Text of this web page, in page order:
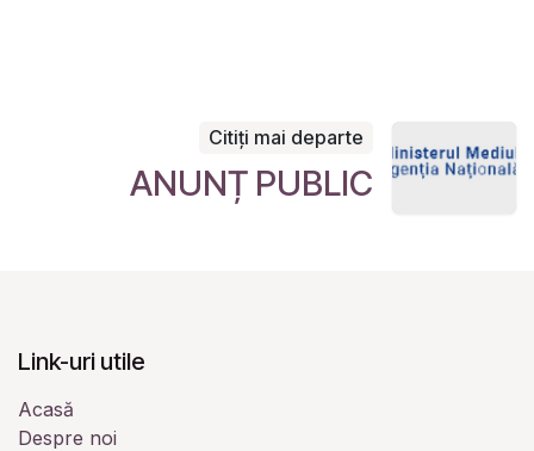
Citiți mai departe
ANUNȚ PUBLIC
Link-uri utile
Acasă
Despre noi